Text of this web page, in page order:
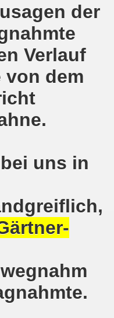
der
Verlauf
von dem
uns in
am 11.05.2020
auf
auf der Straße -
Zeiten!
am 09.03.2020:
Folgen von
aus Halle an
am
zur Demonstration
ins Jahr
Haltung gegen